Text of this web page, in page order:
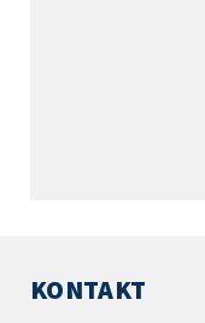
KONTAKT